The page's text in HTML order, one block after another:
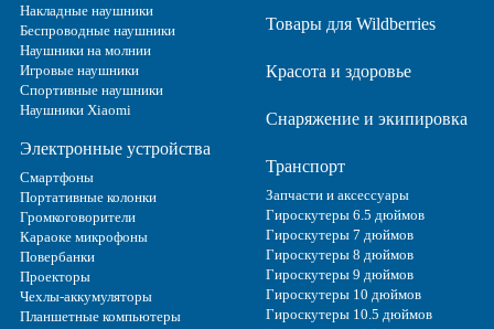
Накладные наушники
Беспроводные наушники
Наушники на молнии
Игровые наушники
Спортивные наушники
Наушники Xiaomi
Электронные устройства
Смартфоны
Портативные колонки
Громкоговорители
Караоке микрофоны
Повербанки
Проекторы
Чехлы-аккумуляторы
Планшетные компьютеры
Товары для Wildberries
Красота и здоровье
Снаряжение и экипировка
Транспорт
Запчасти и аксессуары
Гироскутеры 6.5 дюймов
Гироскутеры 7 дюймов
Гироскутеры 8 дюймов
Гироскутеры 9 дюймов
Гироскутеры 10 дюймов
Гироскутеры 10.5 дюймов